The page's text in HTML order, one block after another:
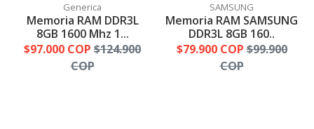
Generica
Memoria RAM DDR3L
8GB 1600 Mhz 1...
$97.000 COP $124.900
COP
SAMSUNG
Memoria RAM SAMSUNG
DDR3L 8GB 160..
$79.900 COP $99.900
COP